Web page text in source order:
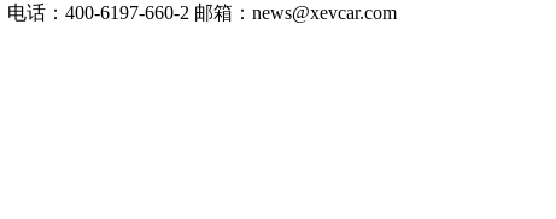
：400-6197-660-2 邮箱：news@xevcar.com